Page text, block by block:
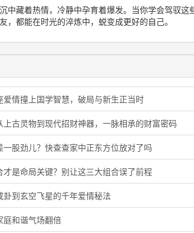
中藏着热情，冷静中孕育着爆发。当你学会驾驭这
都能在时光的淬炼中，蜕变成更好的自己。
爱情撞上国学智慧，破局与新生正当时
上古灵物到现代招财神器，一脉相承的财富密码
一股劲儿？快查查家中正东方位放对了吗
才是命局关键？别让这三大组合误了前程
卦到玄空飞星的千年爱情秘法
庭和谐气场翻倍